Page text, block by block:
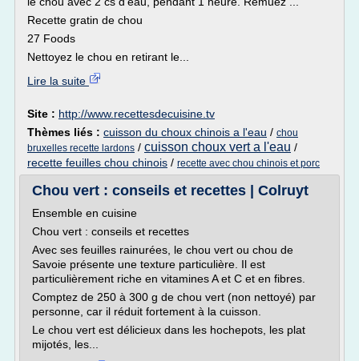
Recette gratin de chou
27 Foods
Nettoyez le chou en retirant le...
Lire la suite
Site : http://www.recettesdecuisine.tv
Thèmes liés : cuisson du choux chinois a l'eau / chou
bruxelles recette lardons / cuisson choux vert a l'eau /
recette feuilles chou chinois / recette avec chou chinois et porc
Chou vert : conseils et recettes | Colruyt
Ensemble en cuisine
Chou vert : conseils et recettes
Avec ses feuilles rainurées, le chou vert ou chou de
Savoie présente une texture particulière. Il est
particulièrement riche en vitamines A et C et en fibres.
Comptez de 250 à 300 g de chou vert (non nettoyé) par
personne, car il réduit fortement à la cuisson.
Le chou vert est délicieux dans les hochepots, les plat
mijotés, les...